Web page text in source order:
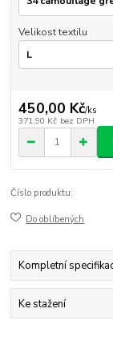
Velikost textilu
450,00 Kč/ks
371,90 Kč bez DPH
Číslo produktu:
Do oblíbených
Kompletní
Ke stažení